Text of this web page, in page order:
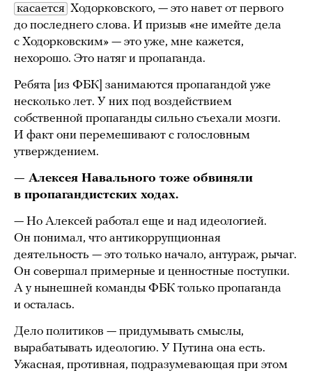
касается Ходорковского, — это навет от первого
до последнего слова. И призыв «не имейте дела
с Ходорковским» — это уже, мне кажется,
нехорошо. Это натяг и пропаганда.
Ребята [из ФБК] занимаются пропагандой уже
несколько лет. У них под воздействием
собственной пропаганды сильно съехали мозги.
И факт они перемешивают с голословным
утверждением.
— Алексея Навального тоже обвиняли
в пропагандистских ходах.
— Но Алексей работал еще и над идеологией.
Он понимал, что антикоррупционная
деятельность — это только начало, антураж, рычаг.
Он совершал примерные и ценностные поступки.
А у нынешней команды ФБК только пропаганда
и осталась.
Дело политиков — придумывать смыслы,
вырабатывать идеологию. У Путина она есть.
Ужасная, противная, подразумевающая при этом